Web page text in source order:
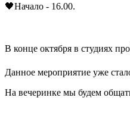
🖤Начало - 16.00.
В конце октября в студиях
Данное мероприятие уже
На вечеринке мы будем